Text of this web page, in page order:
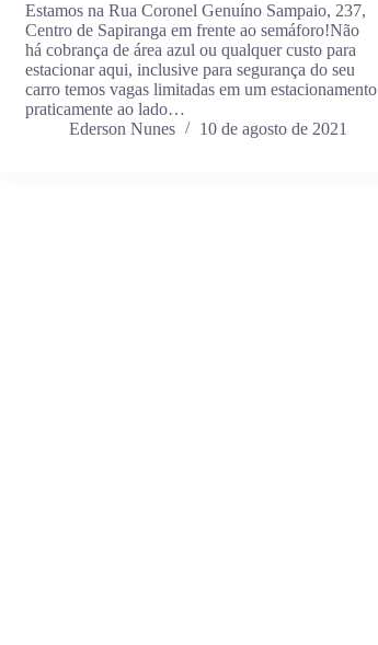
Estamos na Rua Coronel Genuíno Sampaio, 237,
Centro de Sapiranga em frente ao semáforo!Não
há cobrança de área azul ou qualquer custo para
estacionar aqui, inclusive para segurança do seu
carro temos vagas limitadas em um estacionamento
praticamente ao lado…
Ederson Nunes
10 de agosto de 2021